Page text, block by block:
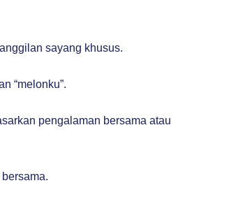
sayang khusus.
“melonku”.
pengalaman bersama atau